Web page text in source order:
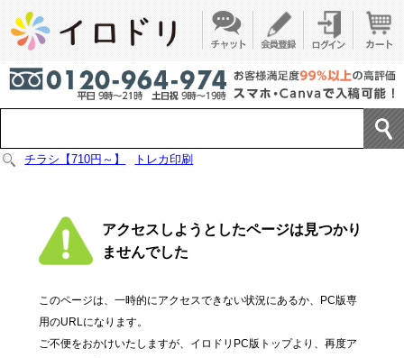
チラシ【710円～】 トレカ印刷
アクセスしようとしたページは見つかり
ませんでした
このページは、一時的にアクセスできない状況にあるか、PC版専
用のURLになります。
ご不便をおかけいたしますが、イロドリPC版トップより、再度ア